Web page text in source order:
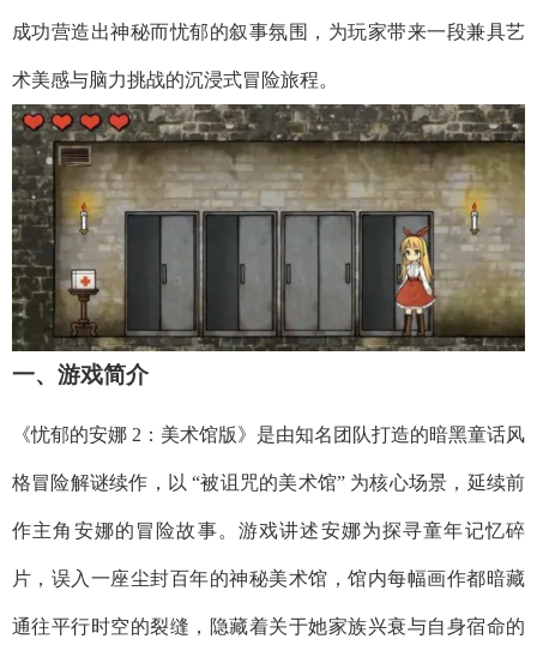
成功营造出神秘而忧郁的叙事氛围，为玩家带来一段兼具艺
术美感与脑力挑战的沉浸式冒险旅程。
一、游戏简介​
《忧郁的安娜 2：美术馆版》是由知名团队打造的暗黑童话风
格冒险解谜续作，以 “被诅咒的美术馆” 为核心场景，延续前
作主角安娜的冒险故事。游戏讲述安娜为探寻童年记忆碎
片，误入一座尘封百年的神秘美术馆，馆内每幅画作都暗藏
通往平行时空的裂缝，隐藏着关于她家族兴衰与自身宿命的